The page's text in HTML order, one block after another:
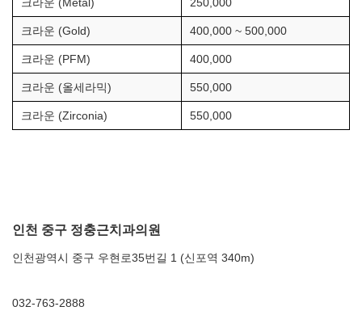
크라운 (Gold) 400,000 ~ 500,000
크라운 (PFM) 400,000
크라운 (올세라믹) 550,000
크라운 (Zirconia) 550,000
인천 중구 정충근치과의원
인천광역시 중구 우현로35번길 1 (신포역 340m)
032-763-2888